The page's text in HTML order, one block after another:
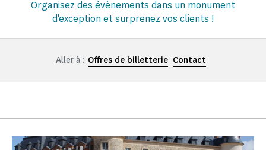
Organisez des évènements dans un monument
d'exception et surprenez vos clients !
Aller à : Offres de billetterie Contact